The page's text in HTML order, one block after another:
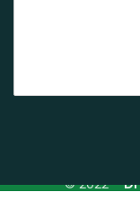
© 2022 –